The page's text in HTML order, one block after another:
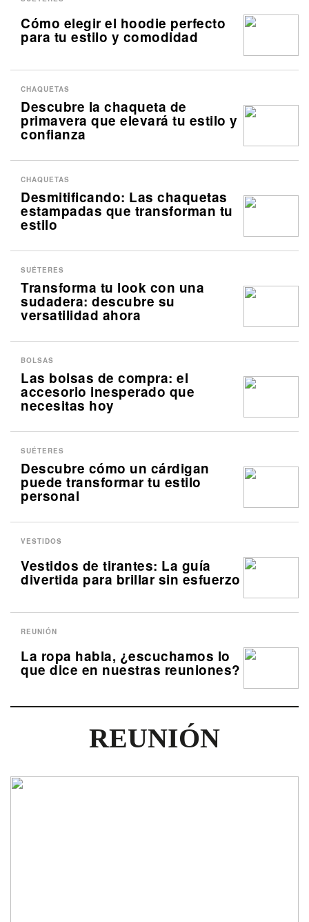
Cómo elegir el hoodie perfecto
para tu estilo y comodidad
Descubre la chaqueta de
primavera que elevará tu estilo y
confianza
CHAQUETAS
Desmitificando: Las chaquetas
estampadas que transforman tu
estilo
CHAQUETAS
Transforma tu look con una
sudadera: descubre su
versatilidad ahora
SUÉTERES
Las bolsas de compra: el
accesorio inesperado que
necesitas hoy
BOLSAS
Descubre cómo un cárdigan
puede transformar tu estilo
personal
SUÉTERES
Vestidos de tirantes: La guía
divertida para brillar sin esfuerzo
VESTIDOS
La ropa habla, ¿escuchamos lo
que dice en nuestras reuniones?
REUNIÓN
REUNIÓN